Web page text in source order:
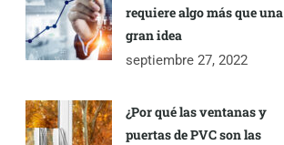
requiere algo más que una
gran idea
septiembre 27, 2022
¿Por qué las ventanas y
puertas de PVC son las